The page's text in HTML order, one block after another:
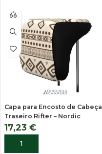
Capa para Encosto de Cabeça
Traseiro Rifter – Nordic
17,23 €
ADICIONAR